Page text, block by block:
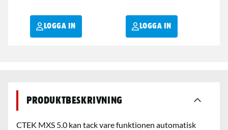
LOGGA IN LOGGA IN
Produktbeskrivning
CTEK MXS 5.0 kan tack vare funktionen automatisk